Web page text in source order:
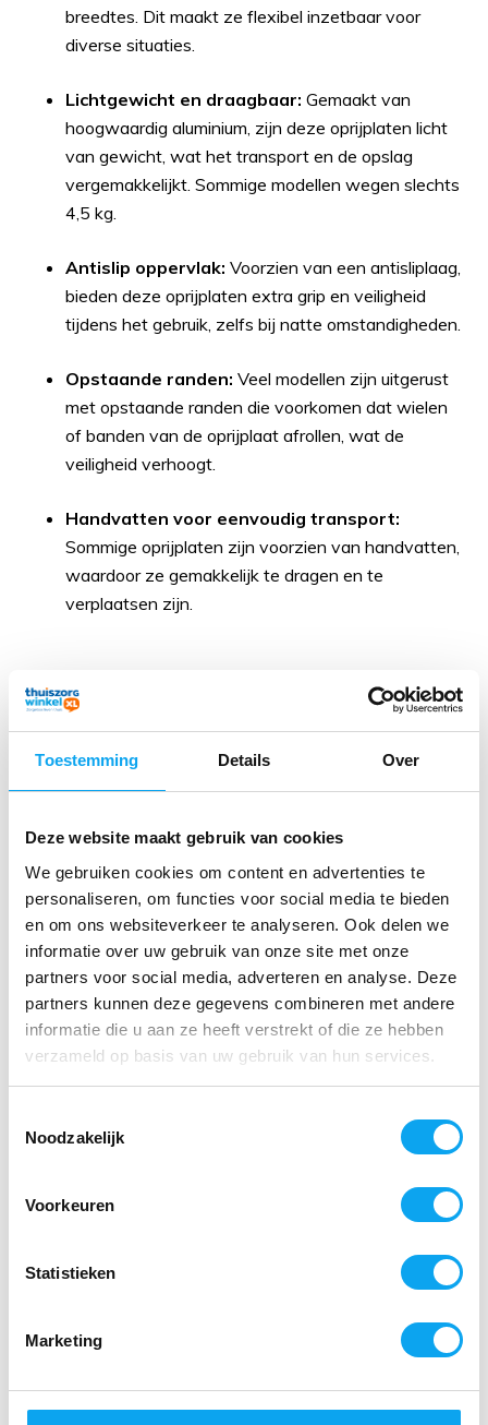
Toestemming Details Over
Deze website maakt gebruik van cookies
We gebruiken cookies om content en advertenties te
personaliseren, om functies voor social media te bieden
en om ons websiteverkeer te analyseren. Ook delen we
informatie over uw gebruik van onze site met onze
partners voor social media, adverteren en analyse. Deze
partners kunnen deze gegevens combineren met andere
informatie die u aan ze heeft verstrekt of die ze hebben
verzameld op basis van uw gebruik van hun services.
Noodzakelijk
Voorkeuren
Statistieken
Marketing
breedtes. Dit maakt ze flexibel inzetbaar voor
diverse situaties.
Lichtgewicht en draagbaar: Gemaakt van
hoogwaardig aluminium, zijn deze oprijplaten licht
van gewicht, wat het transport en de opslag
vergemakkelijkt. Sommige modellen wegen slechts
4,5 kg.
Antislip oppervlak: Voorzien van een antisliplaag,
bieden deze oprijplaten extra grip en veiligheid
tijdens het gebruik, zelfs bij natte omstandigheden.
Opstaande randen: Veel modellen zijn uitgerust
met opstaande randen die voorkomen dat wielen
of banden van de oprijplaat afrollen, wat de
veiligheid verhoogt.
Handvatten voor eenvoudig transport:
Sommige oprijplaten zijn voorzien van handvatten,
waardoor ze gemakkelijk te dragen en te
verplaatsen zijn.
Veelgestelde vragen:
Wat is de maximale belasting van een
uitschuifbare oprijplaat?
De maximale belasting varieert per model.
tot 270 kg, wat voldoende is voor de meeste
rolstoelen en scootmobielen.
Zijn deze oprijplaten geschikt voor
buitengebruik?
Ja, de meeste uitschuifbare oprijplaten zijn
ontworpen voor zowel binnen- als buitengebruik.
Ze zijn bestand tegen verschillende
weersomstandigheden en hebben een lange
Hoe bepaal ik de juiste lengte van de
De juiste lengte hangt af van het hoogteverschil
hellingshoek. Een langere oprijplaat resulteert in
specificaties van het product te controleren om
situatie.